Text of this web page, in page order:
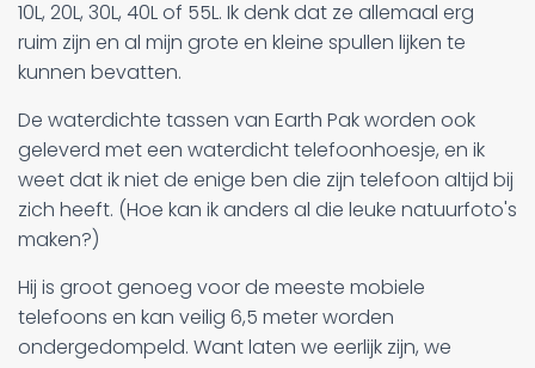
10L, 20L, 30L, 40L of 55L. Ik denk dat ze allemaal erg
ruim zijn en al mijn grote en kleine spullen lijken te
kunnen bevatten.
De waterdichte tassen van Earth Pak worden ook
geleverd met een waterdicht telefoonhoesje, en ik
weet dat ik niet de enige ben die zijn telefoon altijd bij
zich heeft. (Hoe kan ik anders al die leuke natuurfoto's
maken?)
Hij is groot genoeg voor de meeste mobiele
telefoons en kan veilig 6,5 meter worden
ondergedompeld. Want laten we eerlijk zijn, we